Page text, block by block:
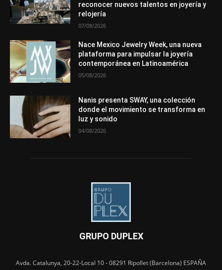
Más
reconocer nuevos talentos en joyería y
relojería
07/08/2026
Nace Mexico Jewelry Week, una nueva
plataforma para impulsar la joyería
contemporánea en Latinoamérica
05/08/2026
Nanis presenta SWAY, una colección
donde el movimiento se transforma en
luz y sonido
04/08/2026
GRUPO DUPLEX
Avda. Catalunya, 20-22-Local 10 - 08291 Ripollet (Barcelona) ESPAÑA